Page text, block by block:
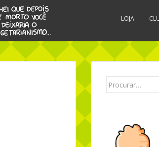
LOJA
Search for: